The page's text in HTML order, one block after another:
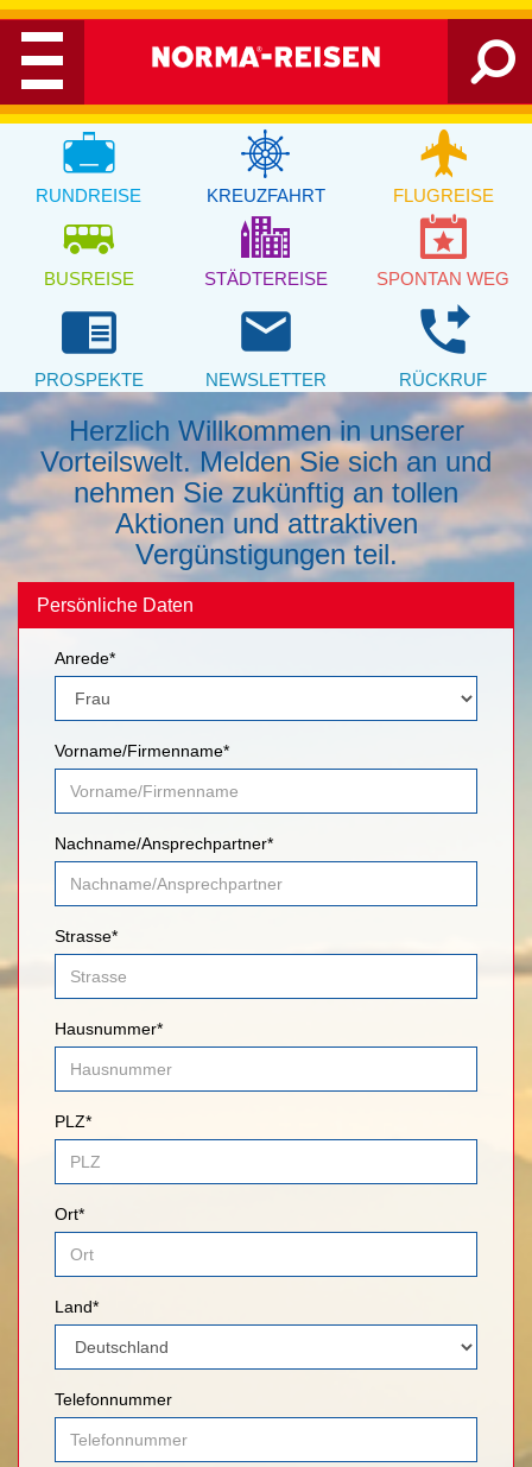
RUNDREISE KREUZFAHRT FLUGREISE
BUSREISE STÄDTEREISE SPONTAN WEG
chrome_reader_mode
PROSPEKTE
email
NEWSLETTER
phone_forwarded
RÜCKRUF
Herzlich Willkommen in unserer
Vorteilswelt. Melden Sie sich an und
nehmen Sie zukünftig an tollen
Aktionen und attraktiven
Vergünstigungen teil.
Persönliche Daten
Anrede*
Vorname/Firmenname*
Nachname/Ansprechpartner*
Strasse*
Hausnummer*
PLZ*
Ort*
Land*
Telefonnummer